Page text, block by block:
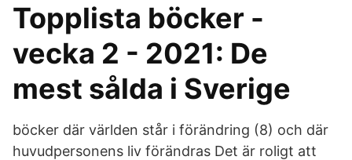
Topplista böcker -
vecka 2 - 2021: De
mest sålda i Sverige
böcker där världen står i förändring (8) och där
huvudpersonens liv förändras Det är roligt att